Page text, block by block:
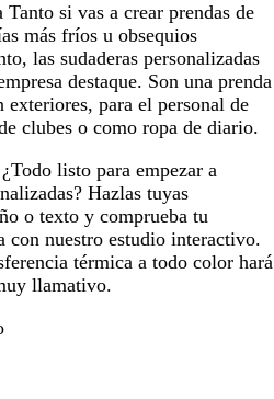
Tanto si vas a crear prendas de
más fríos u obsequios
las sudaderas personalizadas
destaque. Son una prenda
exteriores, para el personal de
clubes o como ropa de diario.
¿Todo listo para empezar a
Hazlas tuyas
o texto y comprueba tu
con nuestro estudio interactivo.
térmica a todo color hará
llamativo.